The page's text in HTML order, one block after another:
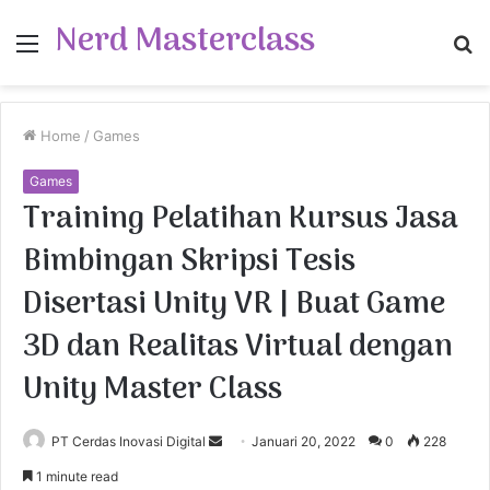
Menu
Nerd Masterclass
Home / Games
Games
Training Pelatihan Kursus Jasa
Bimbingan Skripsi Tesis
Disertasi Unity VR | Buat Game
3D dan Realitas Virtual dengan
Unity Master Class
PT Cerdas Inovasi Digital Januari 20, 2022 0 228
1 minute read